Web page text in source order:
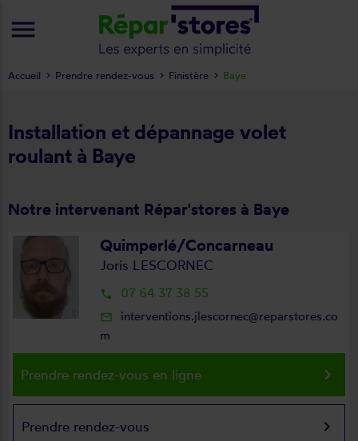
Installation et dépannage volet
roulant à Baye
Notre intervenant Répar'stores à Baye
Quimperlé/Concarneau
Joris LESCORNEC
local_phone 07 64 37 38 55
mail_outline
interventions.jlescornec@reparstores.co
m
Prendre rendez-vous en ligne keyboard_arrow_right
Prendre rendez-vous keyboard_arrow_right
Accueil Prendre rendez-vous Finistère Baye
menu